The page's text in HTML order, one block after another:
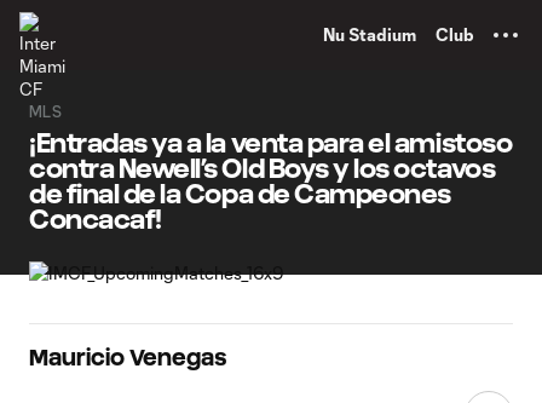
Nu Stadium Club
MLS
¡Entradas ya a la venta para el amistoso
contra Newell’s Old Boys y los octavos
de final de la Copa de Campeones
Concacaf!
Mauricio Venegas